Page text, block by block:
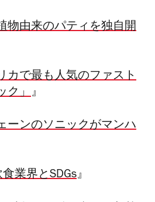
物由来のパティを独自開
カで最も人気のファスト
ク」』
ーンのソニックがマンハ
業界とSDGs』